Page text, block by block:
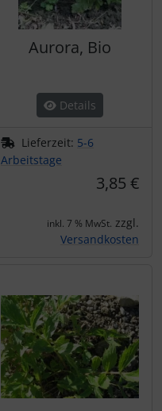
Aurora, Bio
Details
Lieferzeit: 5-6
Arbeitstage
3,85 €
inkl. 7 % MwSt. zzgl.
Versandkosten